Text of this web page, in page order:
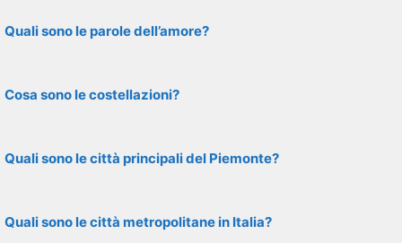
Quali sono le parole dell’amore?
Cosa sono le costellazioni?
Quali sono le città principali del Piemonte?
Quali sono le città metropolitane in Italia?